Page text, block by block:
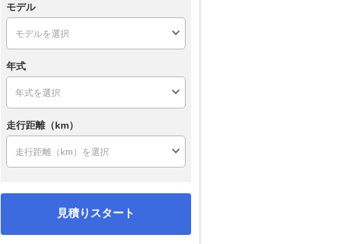
モデル
年式
走行距離（km）
見積りスタート